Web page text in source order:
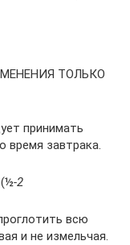
ТОЛЬКО
принимать
время завтрака.
-2
всю
и не измельчая.